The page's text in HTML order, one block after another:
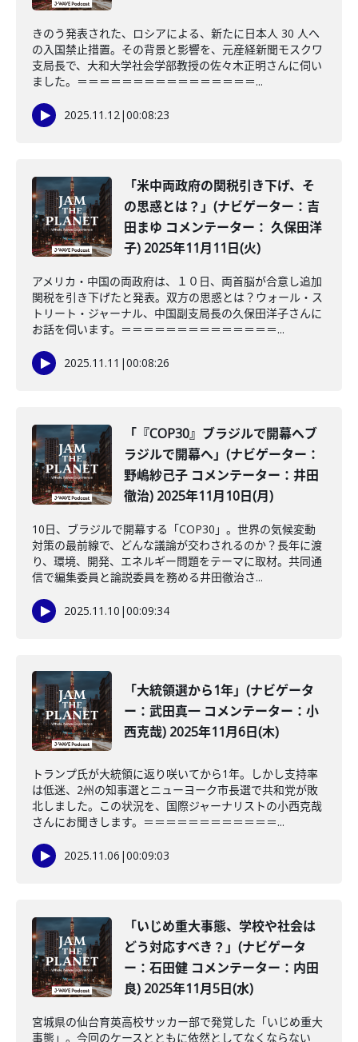
きのう発表された、ロシアによる、新たに日本人 30 人へ
の入国禁止措置。その背景と影響を、元産経新聞モスクワ
支局長で、大和大学社会学部教授の佐々木正明さんに伺い
ました。＝＝＝＝＝＝＝＝＝＝＝＝＝＝＝＝...
2025.11.12|00:08:23
「米中両政府の関税引き下げ、そ
の思惑とは？」(ナビゲーター：吉
田まゆ コメンテーター： 久保田洋
子) 2025年11月11日(火)
アメリカ・中国の両政府は、１０日、両首脳が合意し追加
関税を引き下げたと発表。双方の思惑とは？ウォール・ス
トリート・ジャーナル、中国副支局長の久保田洋子さんに
お話を伺います。＝＝＝＝＝＝＝＝＝＝＝＝＝＝...
2025.11.11 |00:08:26
「『COP30』ブラジルで開幕へブ
ラジルで開幕へ」(ナビゲーター：
野嶋紗己子 コメンテーター：井田
徹治) 2025年11月10日(月)
10日、ブラジルで開幕する「COP30」。世界の気候変動
対策の最前線で、どんな議論が交わされるのか？長年に渡
り、環境、開発、エネルギー問題をテーマに取材。共同通
信で編集委員と論説委員を務める井田徹治さ...
2025.11.10 |00:09:34
「大統領選から1年」(ナビゲータ
ー：武田真一 コメンテーター：小
西克哉) 2025年11月6日(木)
トランプ氏が大統領に返り咲いてから1年。しかし支持率
は低迷、2州の知事選とニューヨーク市長選で共和党が敗
北しました。この状況を、国際ジャーナリストの小西克哉
さんにお聞きします。＝＝＝＝＝＝＝＝＝＝＝＝...
2025.11.06 |00:09:03
「いじめ重大事態、学校や社会は
どう対応すべき？」(ナビゲータ
ー：石田健 コメンテーター：内田
良) 2025年11月5日(水)
宮城県の仙台育英高校サッカー部で発覚した「いじめ重大
事態」。今回のケースとともに依然としてなくならない